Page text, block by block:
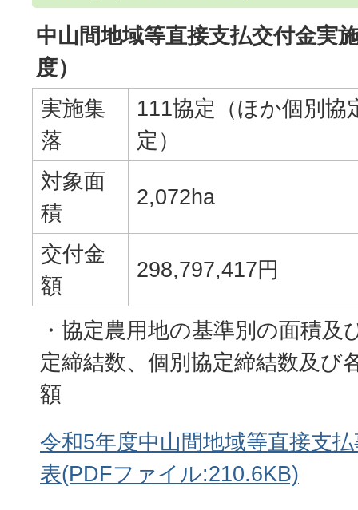
中山間地域等直接支払交付金実
度）
実施集
落
111協定（ほか個別協
定）
対象面
積
2,072ha
交付金
額
298,797,417円
・協定農用地の基準別の面積及
定締結数、個別協定締結数及び
額
令和5年度中山間地域等直接支
表(PDFファイル:210.6KB)